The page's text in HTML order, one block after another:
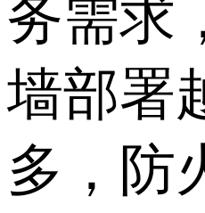
务需求
墙部署
多，防